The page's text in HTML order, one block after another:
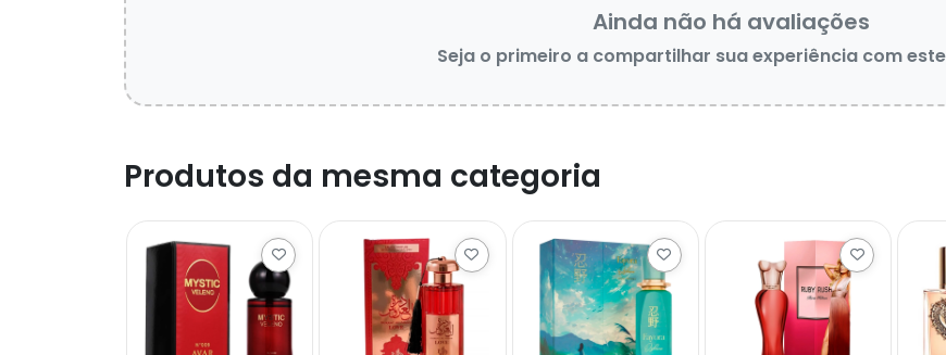
Ainda não há avaliações
Seja o primeiro a compartilhar sua experiência com
Produtos da mesma categoria